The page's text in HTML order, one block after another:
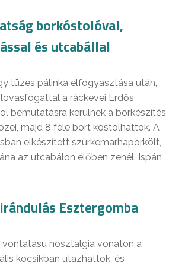
borkóstolóval,
és utcabállal
tüzes pálinka elfogyasztása után,
a ráckevei Erdős
bemutatásra kerülnek a borkészítés
majd 8 féle bort kóstolhattok. A
elkészített szürkemarhapörkölt,
az utcabálon élőben zenél: Ispán
Esztergomba
nosztalgia vonaton a
kocsikban utazhattok, és